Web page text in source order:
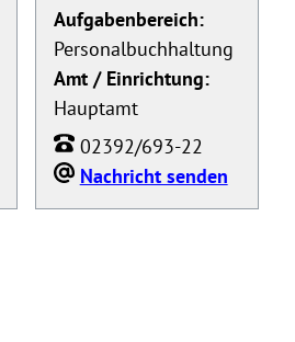
Aufgabenbereich:
Personalbuchhaltung
02392/693-22
Nachricht senden
Amt / Einrichtung:
Hauptamt